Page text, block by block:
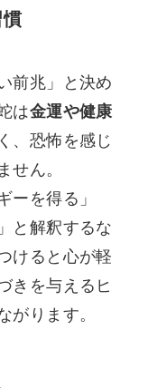
前兆」と決め
は金運や健康
、恐怖を感じ
せん。
ーを得る」
と解釈するな
けると心が軽
きを与えるヒ
がります。